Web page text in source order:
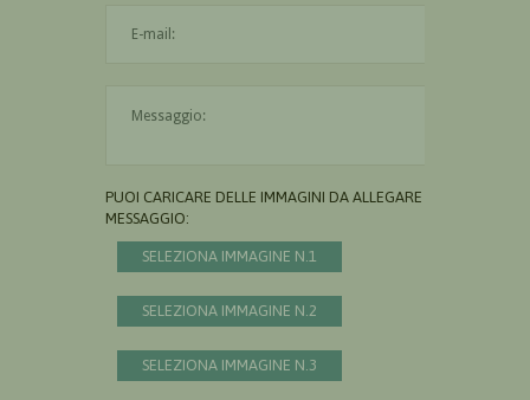
PUOI CARICARE DELLE IMMAGINI DA ALLEGARE AL
MESSAGGIO:
SELEZIONA IMMAGINE N.1
SELEZIONA IMMAGINE N.2
SELEZIONA IMMAGINE N.3